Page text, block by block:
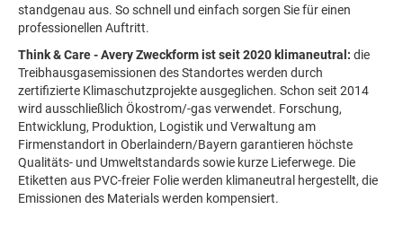
standgenau aus. So schnell und einfach sorgen Sie für einen
professionellen Auftritt.
Think & Care - Avery Zweckform ist seit 2020 klimaneutral: die
Treibhausgasemissionen des Standortes werden durch
zertifizierte Klimaschutzprojekte ausgeglichen. Schon seit 2014
wird ausschließlich Ökostrom/-gas verwendet. Forschung,
Entwicklung, Produktion, Logistik und Verwaltung am
Firmenstandort in Oberlaindern/Bayern garantieren höchste
Qualitäts- und Umweltstandards sowie kurze Lieferwege. Die
Etiketten aus PVC-freier Folie werden klimaneutral hergestellt, die
Emissionen des Materials werden kompensiert.